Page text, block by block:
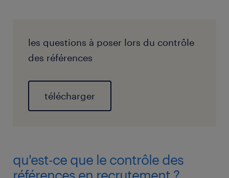
les questions à poser lors du contrôle
des références
télécharger
qu'est-ce que le contrôle des
références en recrutement ?